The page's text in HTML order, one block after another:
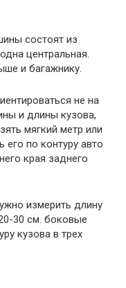
состоят из
центральная.
и багажнику.
не на
и длины кузова,
мягкий метр или
по контуру авто
края заднего
измерить длину
30 см. боковые
кузова в трех